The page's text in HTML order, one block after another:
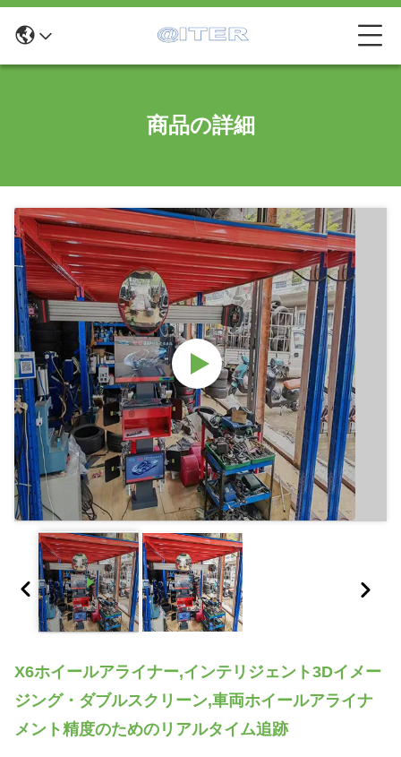
商品の詳細
X6ホイールアライナー,インテリジェント3Dイメー
ジング・ダブルスクリーン,車両ホイールアライナ
メント精度のためのリアルタイム追跡